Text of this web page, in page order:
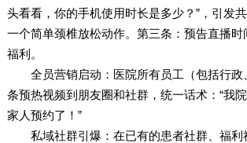
头看看，你的手机使用时长是多少？”，引发
一个简单颈椎放松动作。第三条：预告直播时
福利。
全员营销启动：医院所有员工（包括行政
条预热视频到朋友圈和社群，统一话术：“我
家人预约了！”
私域社群引爆：在已有的患者社群、福利